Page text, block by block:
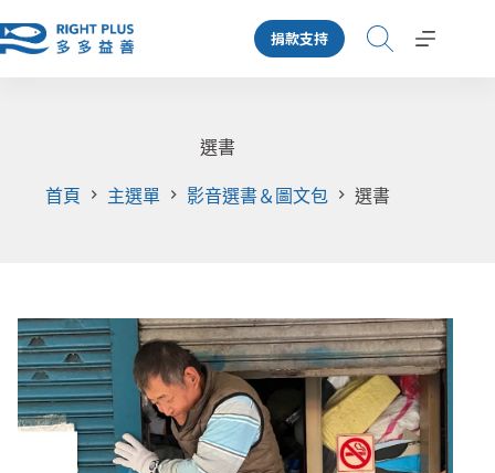
至
捐款支持
選書
首頁 主選單 影音選書＆圖文包 選書